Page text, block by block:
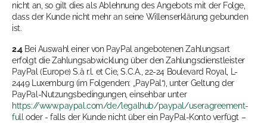
nicht an, so gilt dies als Ablehnung des Angebots mit der Folge,
dass der Kunde nicht mehr an seine Willenserklärung gebunden
ist.
2.4Bei Auswahl einer von PayPal angebotenen Zahlungsart
erfolgt die Zahlungsabwicklung über den Zahlungsdienstleister
PayPal (Europe) S.à r.l. et Cie, S.C.A., 22-24 Boulevard Royal, L-
2449 Luxemburg (im Folgenden: „PayPal“), unter Geltung der
PayPal-Nutzungsbedingungen, einsehbar unter
https://www.paypal.com/de/legalhub/paypal/useragreement-
fulloder - falls der Kunde nicht über ein PayPal-Konto verfügt –